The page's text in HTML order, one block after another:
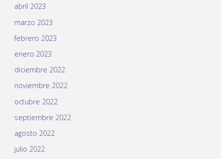
abril 2023
marzo 2023
febrero 2023
enero 2023
diciembre 2022
noviembre 2022
octubre 2022
septiembre 2022
agosto 2022
julio 2022